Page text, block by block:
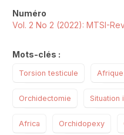
Numéro
Vol. 2 No 2 (2022): MTSI-
Mots-clés :
Torsion testicule Afrique
Orchidectomie Situation
Africa Orchidopexy